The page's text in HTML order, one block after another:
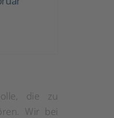
die zu
Wir bei